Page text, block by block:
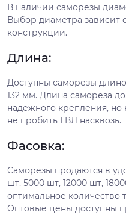
В наличии саморезы
Выбор диаметра зависит
конструкции.
Длина:
Доступны саморезы
132 мм. Длина самореза
надежного крепления,
не пробить ГВЛ насквозь.
Фасовка:
Саморезы продаются в
шт, 5000 шт, 12000 шт,
оптимальное
Оптовые цены доступны